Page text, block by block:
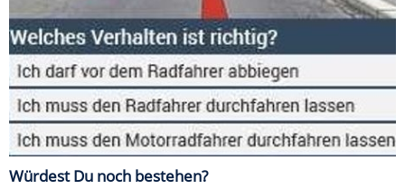
Würdest Du noch bestehen?